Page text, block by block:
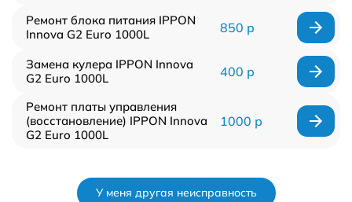
Ремонт блока питания IPPON
Innova G2 Euro 1000L
850 р
Замена кулера IPPON Innova
G2 Euro 1000L
400 р
Ремонт платы управления
(восстановление) IPPON Innova
G2 Euro 1000L
1000 р
У меня другая неисправность